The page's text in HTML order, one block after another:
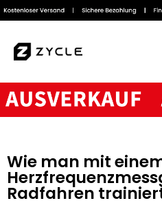
Wie man mit
Radfahren